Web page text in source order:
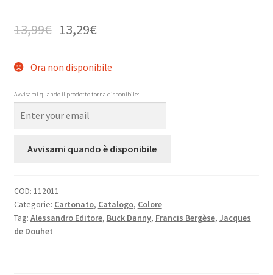
13,99€ 13,29€
Ora non disponibile
Avvisami quando il prodotto torna disponibile:
Avvisami quando è disponibile
COD: 112011
Categorie: Cartonato, Catalogo, Colore
Tag: Alessandro Editore, Buck Danny, Francis Bergèse, Jacques
de Douhet